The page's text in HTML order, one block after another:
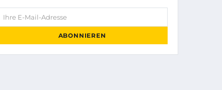
Ihre E-Mail-Adresse
ABONNIEREN